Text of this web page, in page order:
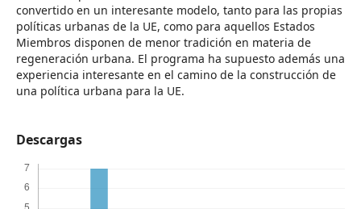
convertido en un interesante modelo, tanto para las propias
políticas urbanas de la UE, como para aquellos Estados
Miembros disponen de menor tradición en materia de
regeneración urbana. El programa ha supuesto además una
experiencia interesante en el camino de la construcción de
una política urbana para la UE.
Descargas